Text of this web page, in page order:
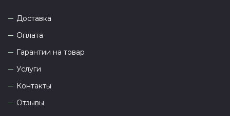
Доставка
Оплата
Гарантии на товар
Услуги
Контакты
Отзывы